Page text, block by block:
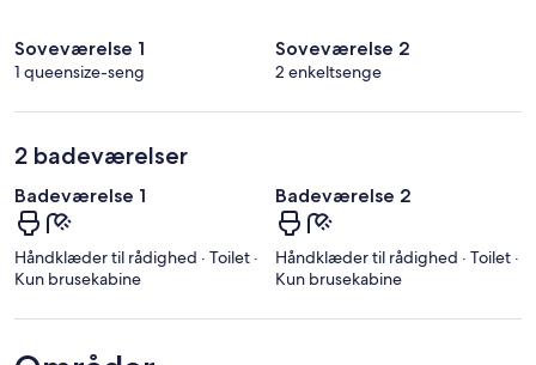
Soveværelse 1
1 queensize-seng
Soveværelse 2
2 enkeltsenge
2 badeværelser
Badeværelse 1
Håndklæder til rådighed · Toilet ·
Kun brusekabine
Badeværelse 2
Håndklæder til rådighed · Toilet ·
Kun brusekabine